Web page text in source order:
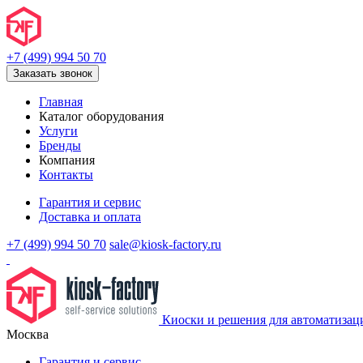
+7 (499) 994 50 70
Заказать звонок
Главная
Каталог оборудования
Услуги
Бренды
Компания
Контакты
Гарантия и сервис
Доставка и оплата
+7 (499) 994 50 70 sale@kiosk-factory.ru
Киоски и решения для
Москва